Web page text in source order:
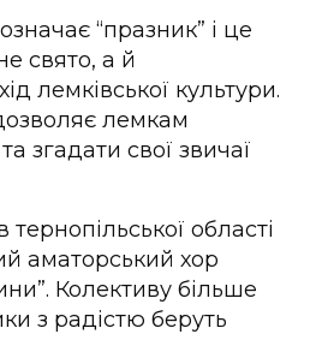
“празник” і це
свято, а й
лемківської культури.
лемкам
згадати свої звичаї
тернопільської області
аматорський хор
Колективу більше
з радістю беруть